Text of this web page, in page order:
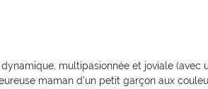
multipasionnée et joviale (avec
maman d’un petit garçon aux